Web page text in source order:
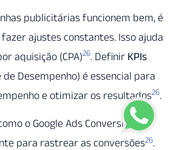
publicitárias funcionem bem, é
ajustes constantes. Isso ajuda
aquisição (CPA)26. Definir KPIs
Desempenho) é essencial para
e otimizar os resultados26.
o Google Ads Conversion
para rastrear as conversões26.